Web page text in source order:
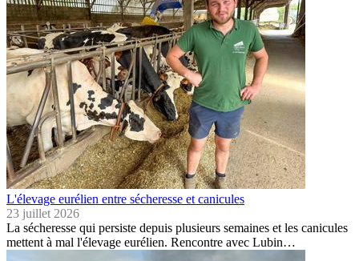
L'élevage eurélien entre sécheresse et canicules
23 juillet 2026
La sécheresse qui persiste depuis plusieurs semaines et les canicules
mettent à mal l'élevage eurélien. Rencontre avec Lubin…